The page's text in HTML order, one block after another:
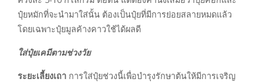
ปุ๋ยหมักที่จะนำมาใส่นั้น ต้องเป็นปุ๋ยที่มีการย่อยสลายหมดแล้ว
โดยเฉพาะปุ๋ยมูลค้างคาวใช้ได้ผลดี
ใส่ปุ๋ยเคมีตามช่วงวัย
ระยะเลี้ยงเถา การใส่ปุ๋ยช่วงนี้เพื่อบำรุงรักษาต้นให้มีการเจริญ